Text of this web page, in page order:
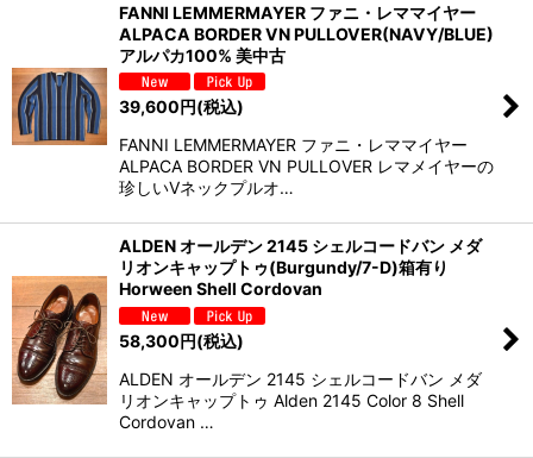
FANNI LEMMERMAYER ファニ・レママイヤー
ALPACA BORDER VN PULLOVER(NAVY/BLUE)
アルパカ100% 美中古
39,600円(税込)
FANNI LEMMERMAYER ファニ・レママイヤー
ALPACA BORDER VN PULLOVER レマメイヤーの
珍しいVネックプルオ…
ALDEN オールデン 2145 シェルコードバン メダ
リオンキャップトゥ(Burgundy/7-D)箱有り
Horween Shell Cordovan
58,300円(税込)
ALDEN オールデン 2145 シェルコードバン メダ
リオンキャップトゥ Alden 2145 Color 8 Shell
Cordovan …